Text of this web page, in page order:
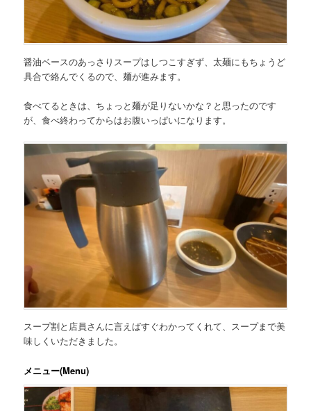
醤油ベースのあっさりスープはしつこすぎず、太麺にもちょうど
具合で絡んでくるので、麺が進みます。
食べてるときは、ちょっと麺が足りないかな？と思ったのです
が、食べ終わってからはお腹いっぱいになります。
スープ割と店員さんに言えばすぐわかってくれて、スープまで美
味しくいただきました。
メニュー(Menu)